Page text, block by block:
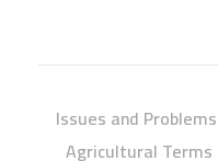
Issues and
Agricultural